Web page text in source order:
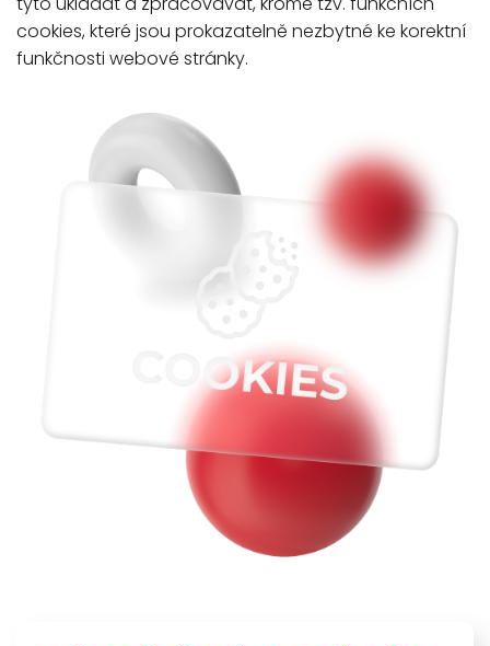
cookies, které jsou prokazatelně nezbytné ke korektní
funkčnosti webové stránky.